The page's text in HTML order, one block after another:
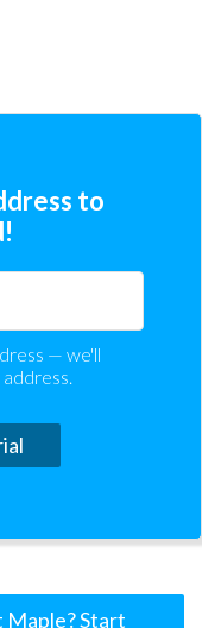
to
— we'll
Start